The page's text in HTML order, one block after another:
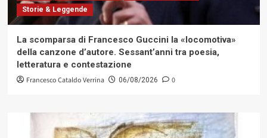
Storie & Leggende
La scomparsa di Francesco Guccini la «locomotiva»
della canzone d’autore. Sessant’anni tra poesia,
letteratura e contestazione
Francesco Cataldo Verrina 06/08/2026 0